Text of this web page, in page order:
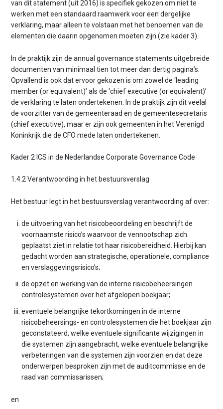
van dit statement (uit 2016) is specifiek gekozen om niet te
werken met een standaard raamwerk voor een dergelijke
verklaring, maar alleen te volstaan met het benoemen van de
elementen die daarin opgenomen moeten zijn (zie kader 3).
In de praktijk zijn de annual governance statements uitgebreide
documenten van minimaal tien tot meer dan dertig pagina’s.
Opvallend is ook dat ervoor gekozen is om zowel de ‘leading
member (or equivalent)’ als de ‘chief executive (or equivalent)’
de verklaring te laten ondertekenen. In de praktijk zijn dit veelal
de voorzitter van de gemeenteraad en de gemeentesecretaris
(chief executive), maar er zijn ook gemeenten in het Verenigd
Koninkrijk die de CFO mede laten ondertekenen.
Kader 2 ICS in de Nederlandse Corporate Governance Code
1.4.2 Verantwoording in het bestuursverslag
Het bestuur legt in het bestuursverslag verantwoording af over:
de uitvoering van het risicobeoordeling en beschrijft de
voornaamste risico’s waarvoor de vennootschap zich
geplaatst ziet in relatie tot haar risicobereidheid. Hierbij kan
gedacht worden aan strategische, operationele, compliance
en verslaggevingsrisico’s;
de opzet en werking van de interne risicobeheersingen
controlesystemen over het afgelopen boekjaar;
eventuele belangrijke tekortkomingen in de interne
risicobeheersings- en controlesystemen die het boekjaar zijn
geconstateerd, welke eventuele significante wijzigingen in
die systemen zijn aangebracht, welke eventuele belangrijke
verbeteringen van die systemen zijn voorzien en dat deze
onderwerpen besproken zijn met de auditcommissie en de
raad van commissarissen;
en